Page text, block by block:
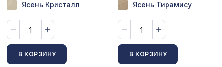
Плинтус PX045, 63х16, 2000мм,
Экополимер/14
Консоль для архитектурного бруса
180х110мм, серый кипарис
Ясень Кристалл
В КОРЗИНУ
Ясень Тирамису
В КОРЗИНУ